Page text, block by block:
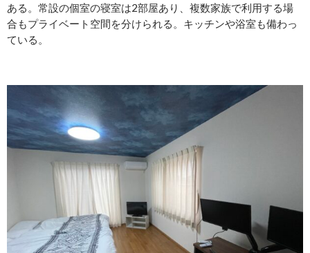
ある。常設の個室の寝室は2部屋あり、複数家族で利用する場
合もプライベート空間を分けられる。キッチンや浴室も備わっ
ている。